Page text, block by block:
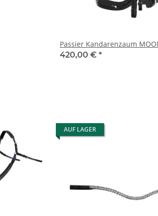
Passier Kandarenzaum
420,00 € *
AUF LAGER